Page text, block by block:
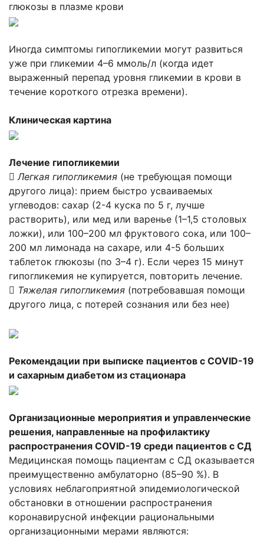
глюкозы в плазме крови
Иногда симптомы гипогликемии могут развиться
уже при гликемии 4–6 ммоль/л (когда идет
выраженный перепад уровня гликемии в крови в
течение короткого отрезка времени).
Клиническая картина
Лечение гипогликемии
Легкая гипогликемия (не требующая помощи
другого лица): прием быстро усваиваемых
углеводов: сахар (2-4 куска по 5 г, лучше
растворить), или мед или варенье (1–1,5 столовых
ложки), или 100–200 мл фруктового сока, или 100–
200 мл лимонада на сахаре, или 4-5 больших
таблеток глюкозы (по 3–4 г). Если через 15 минут
гипогликемия не купируется, повторить лечение.
 Тяжелая гипогликемия (потребовавшая помощи
другого лица, с потерей сознания или без нее)
Рекомендации при выписке пациентов с COVID-19
и сахарным диабетом из стационара
Организационные мероприятия и управленческие
решения, направленные на профилактику
распространения COVID-19 среди пациентов с СД
Медицинская помощь пациентам с СД оказывается
преимущественно амбулаторно (85–90 %). В
условиях неблагоприятной эпидемиологической
обстановки в отношении распространения
коронавирусной инфекции рациональными
организационными мерами являются: